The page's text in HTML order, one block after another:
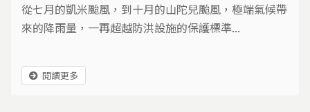
從七月的凱米颱風，到十月的山陀兒颱風，極端氣候帶
來的降雨量，一再超越防洪設施的保護標準...
閱讀更多